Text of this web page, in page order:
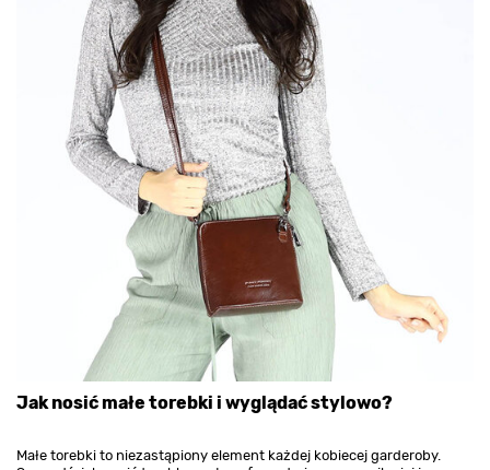
Jak nosić małe torebki i wyglądać stylowo?
Małe torebki to niezastąpiony element każdej kobiecej garderoby.